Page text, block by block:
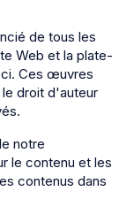
de tous les
Web et la plate-
Ces œuvres
droit d'auteur
notre
le contenu et les
contenus dans